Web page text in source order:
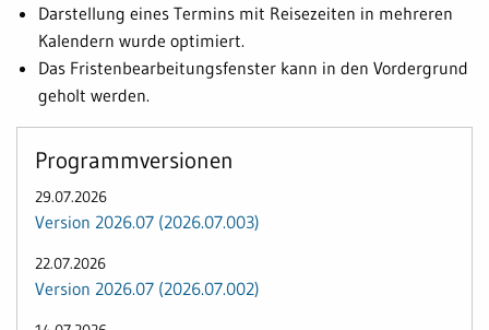
Darstellung eines Termins mit Reisezeiten in mehreren
Kalendern wurde optimiert.
Das Fristenbearbeitungsfenster kann in den Vordergrund
geholt werden.
Programmversionen
29.07.2026
Version 2026.07 (2026.07.003)
22.07.2026
Version 2026.07 (2026.07.002)